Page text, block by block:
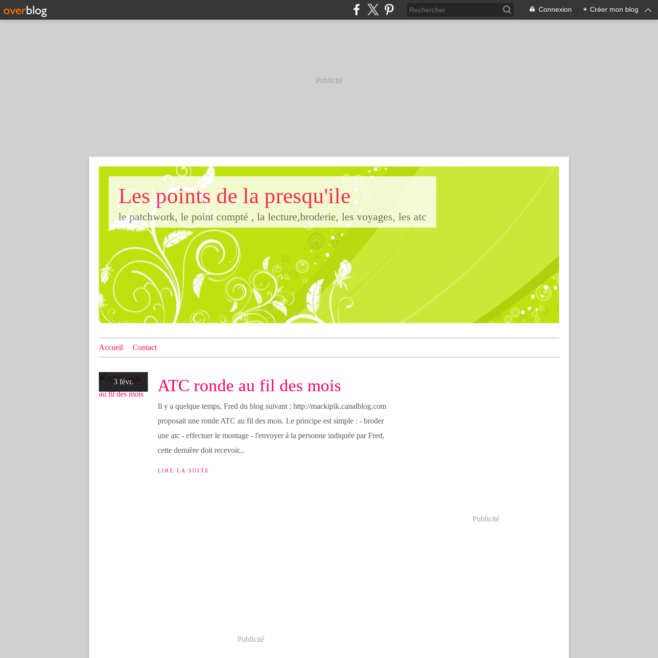
Connexion + Créer mon blog
Publicité
Les points de la presqu'ile
le patchwork, le point compté , la lecture,broderie, les voyages, les atc
Accueil Contact
3 févr. ATC ronde au fil des mois
Il y a quelque temps, Fred du blog suivant : http://mackipik.canalblog.com
proposait une ronde ATC au fil des mois. Le principe est simple : - broder
une atc - effectuer le montage - l'envoyer à la personne indiquée par Fred,
cette dernière doit recevoir...
LIRE LA SUITE
Publicité
Publicité